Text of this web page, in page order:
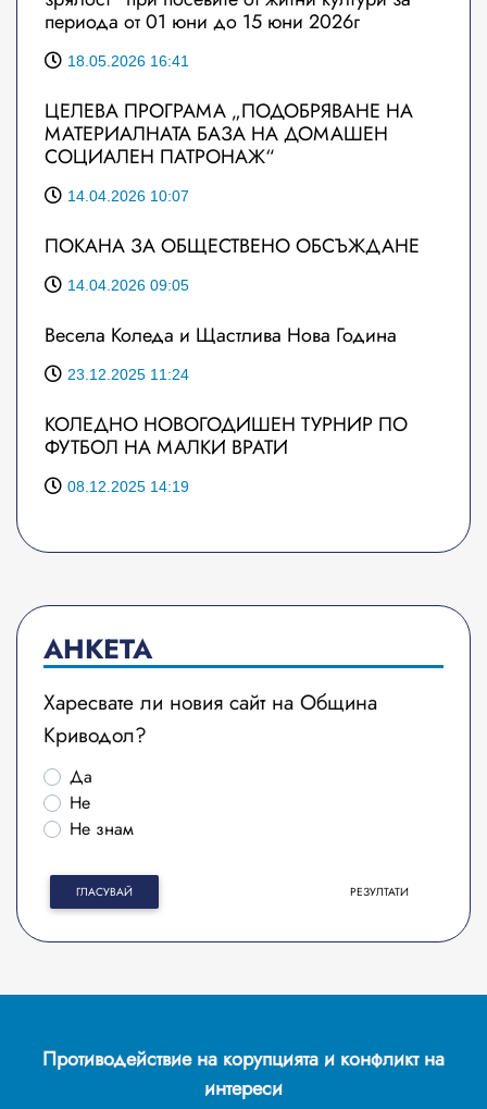
периода от 01 юни до 15 юни 2026г
18.05.2026 16:41
ЦЕЛЕВА ПРОГРАМА „ПОДОБРЯВАНЕ НА
МАТЕРИАЛНАТА БАЗА НА ДОМАШЕН
СОЦИАЛЕН ПАТРОНАЖ“
14.04.2026 10:07
ПОКАНА ЗА ОБЩЕСТВЕНО ОБСЪЖДАНЕ
14.04.2026 09:05
Весела Коледа и Щастлива Нова Година
23.12.2025 11:24
КОЛЕДНО НОВОГОДИШЕН ТУРНИР ПО
ФУТБОЛ НА МАЛКИ ВРАТИ
08.12.2025 14:19
АНКЕТА
Харесвате ли новия сайт на Община
Криводол?
Да
Не
Не знам
ГЛАСУВАЙ РЕЗУЛТАТИ
Противодействие на корупцията и конфликт на
интереси